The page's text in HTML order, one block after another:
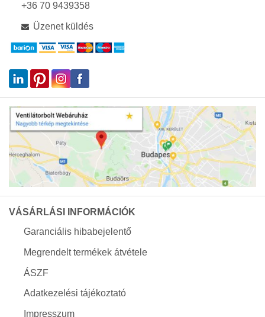
+36 70 9439358
Üzenet küldés
VÁSÁRLÁSI INFORMÁCIÓK
Garanciális hibabejelentő
Megrendelt termékek átvétele
ÁSZF
Adatkezelési tájékoztató
Impresszum